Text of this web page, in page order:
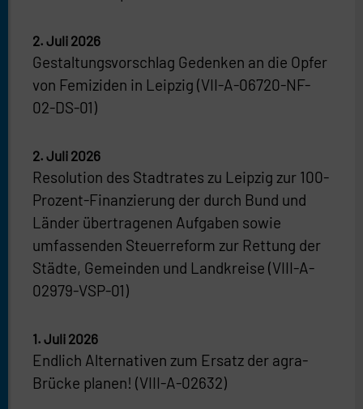
Gestaltungsvorschlag Gedenken an die Opfer
von Femiziden in Leipzig (VII-A-06720-NF-
02-DS-01)
2. Juli 2026
Resolution des Stadtrates zu Leipzig zur 100-
Prozent-Finanzierung der durch Bund und
Länder übertragenen Aufgaben sowie
umfassenden Steuerreform zur Rettung der
Städte, Gemeinden und Landkreise (VIII-A-
02979-VSP-01)
2. Juli 2026
Endlich Alternativen zum Ersatz der agra-
Brücke planen! (VIII-A-02632)
1. Juli 2026